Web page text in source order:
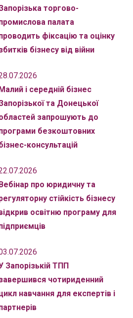
торгово-
палата
фіксацію та оцінку
бізнесу від війни
Малий і середній бізнес
та Донецької
запрошують до
безкоштовних
консультацій
Вебінар про юридичну та
стійкість бізнесу
освітню програму для
Запорізькій ТПП
чотириденний
навчання для експертів і